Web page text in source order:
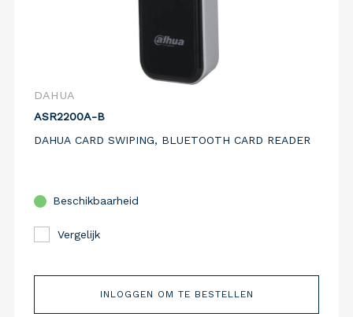
DAHUA
ASR2200A-B
DAHUA CARD SWIPING, BLUETOOTH CARD READER
Beschikbaarheid
Vergelijk
INLOGGEN OM TE BESTELLEN